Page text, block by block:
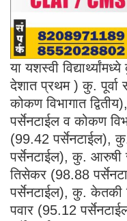
या यशस्वी
देशात प्रथम ) कु. पूर्वा
कोकण विभागात
पर्सेनटाईल व कोकण
(99.42 पर्सेनटाईल),
पर्सेनटाईल), कु. आरुषी
तिसेकर (98.88
पर्सेनटाईल), कु. केतकी
पवार (95.12